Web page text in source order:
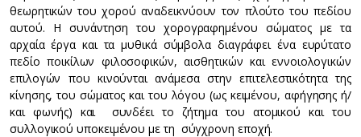
θεωρητικών του χορού αναδεικνύουν τον πλούτο του πεδίου
αυτού. Η συνάντηση του χορογραφημένου σώματος με τα
αρχαία έργα και τα μυθικά σύμβολα διαγράφει ένα ευρύτατο
πεδίο ποικίλων φιλοσοφικών, αισθητικών και εννοιολογικών
επιλογών που κινούνται ανάμεσα στην επιτελεστικότητα της
κίνησης, του σώματος και του λόγου (ως κειμένου, αφήγησης ή/
και φωνής) και συνδέει το ζήτημα του ατομικού και του
συλλογικού υποκειμένου με τη σύγχρονη εποχή.